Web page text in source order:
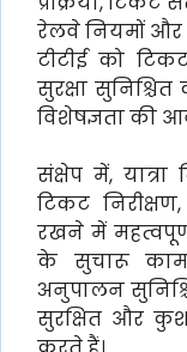
रेलवे नियमों और
टीटीई को
सुरक्षा
विशेषज्ञता की
संक्षेप में, यात्रा
टिकट
रखने में
के सुचारू
अनुपालन
सुरक्षित और